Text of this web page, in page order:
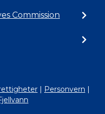
Commission
| Personvern |